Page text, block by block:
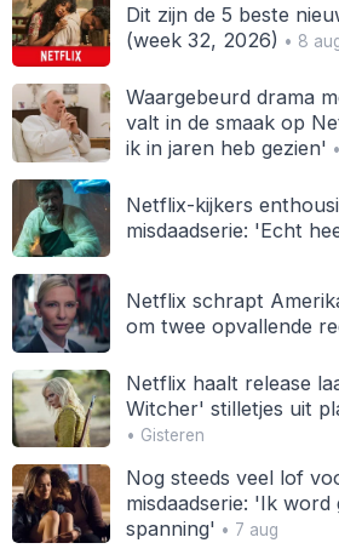
Dit zijn de 5 beste
(week 32, 2026) • 8
Waargebeurd drama
valt in de smaak op
ik in jaren heb gezien'
Netflix-kijkers
misdaadserie: 'Echt
Netflix schrapt
om twee opvallende
Netflix haalt release
Witcher' stilletjes uit
• Gisteren
Nog steeds veel lof
misdaadserie: 'Ik word
spanning' • 7 aug